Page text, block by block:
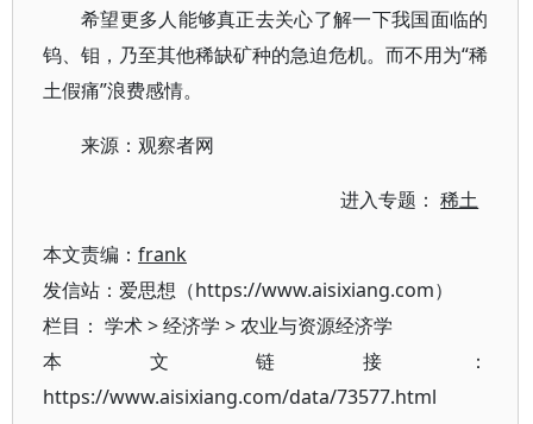
希望更多人能够真正去关心了解一下我国面临的
钨、钼，乃至其他稀缺矿种的急迫危机。而不用为“稀
土假痛”浪费感情。
来源：观察者网
进入专题：稀土
本文责编： frank
发信站：爱思想（https://www.aisixiang.com）
栏目： 学术>经济学 >农业与资源经济学
本文链接：
https://www.aisixiang.com/data/73577.html